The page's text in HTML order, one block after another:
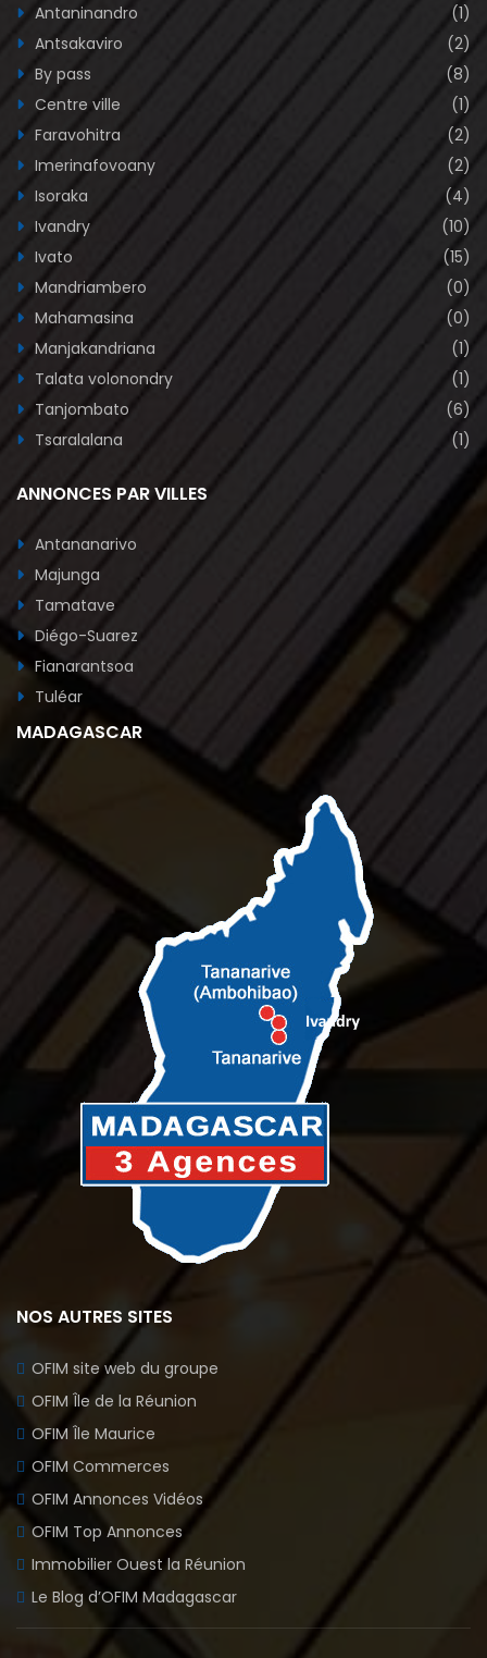
Antaninandro
(1)
Antsakaviro
(2)
By pass
(8)
Centre ville
(1)
Faravohitra
(2)
Imerinafovoany
(2)
Isoraka
(4)
Ivandry
(10)
Ivato
(15)
Mandriambero
(0)
Mahamasina
(0)
Manjakandriana
(1)
Talata volonondry
(1)
Tanjombato
(6)
Tsaralalana
(1)
ANNONCES PAR VILLES
Antananarivo
Majunga
Tamatave
Diégo-Suarez
Fianarantsoa
Tuléar
MADAGASCAR
NOS AUTRES SITES
OFIM site web du groupe
OFIM Île de la Réunion
OFIM Île Maurice
OFIM Commerces
OFIM Annonces Vidéos
OFIM Top Annonces
Immobilier Ouest la Réunion
Le Blog d’OFIM Madagascar